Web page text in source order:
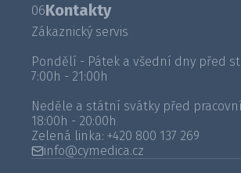
06Kontakty
Zákaznický servis
Pondělí - Pátek a všední dny před
7:00h - 21:00h
Neděle a státní svátky před
18:00h - 20:00h
Zelená linka: +420 800 137 269
info@cymedica.cz